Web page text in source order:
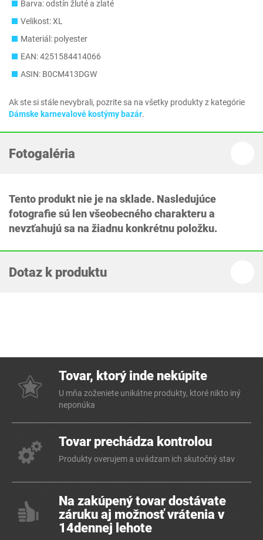
Barva: odstín žluté a zlaté
Velikost: XL
Materiál: polyester
EAN: 4251584414066
ASIN: B0CM413DGW
Ak ste si stále nevybrali, pozrite sa na všetky produkty z kategórie
Dámske karnevalové kostýmy bazár.
Fotogaléria
Tento produkt nie je na sklade. Nasledujúce
fotografie sú len všeobecného charakteru a
nevzťahujú sa na žiadnu konkrétnu položku.
Dotaz k produktu
Tovar, ktorý inde nekúpite
U mňa zoženiete unikátne produkty, ktoré nikto iný
neponúka
Tovar prechádza kontrolou
Produkty overujem a uvádzam ich skutočný stav
Na zakúpený tovar dostávate
záruku aj možnosť vrátenia v
14dennej lehote